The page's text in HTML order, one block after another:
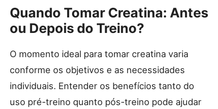
Quando Tomar Creatina: Antes
ou Depois do Treino?
O momento ideal para tomar creatina varia
conforme os objetivos e as necessidades
individuais. Entender os benefícios tanto do
uso pré-treino quanto pós-treino pode ajudar